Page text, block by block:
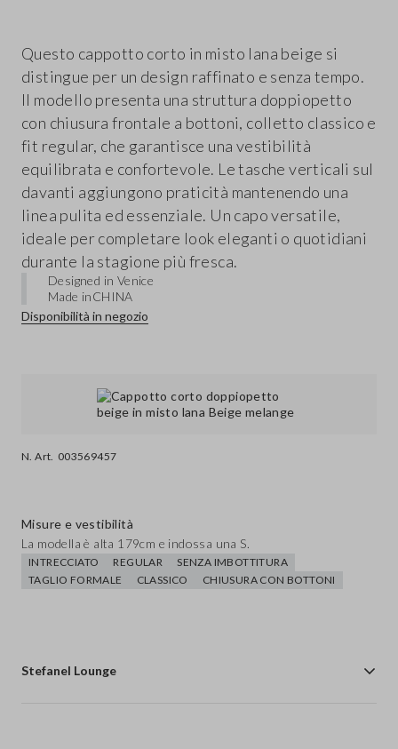
N. Art. 003569457
Questo cappotto corto in misto lana beige si
distingue per un design raffinato e senza tempo.
Il modello presenta una struttura doppiopetto
con chiusura frontale a bottoni, colletto classico e
fit regular, che garantisce una vestibilità
equilibrata e confortevole. Le tasche verticali sul
davanti aggiungono praticità mantenendo una
linea pulita ed essenziale. Un capo versatile,
ideale per completare look eleganti o quotidiani
durante la stagione più fresca.
Designed in Venice
Made inCHINA
Disponibilità in negozio
Misure e vestibilità
La modella è alta 179cm e indossa una S.
INTRECCIATO REGULAR
SENZA IMBOTTITURA
TAGLIO FORMALE
CLASSICO CHIUSURA CON BOTTONI
Stefanel Lounge